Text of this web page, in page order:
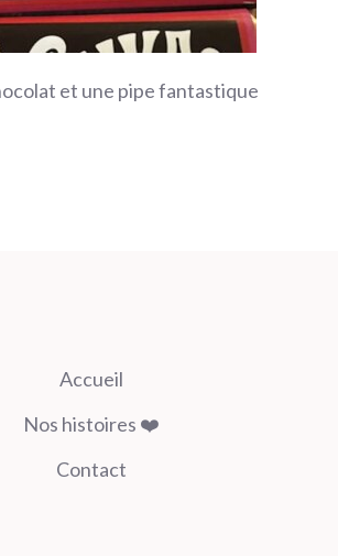
et une pipe fantastique
Accueil
Nos histoires ❤️
Contact